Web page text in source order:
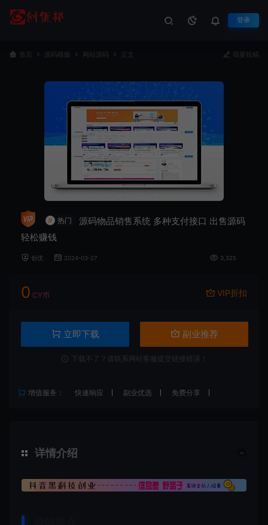
登录
首页 源码模版 网站源码 正文 我要投稿
# 热门
源码物品销售系统 多种支付接口 出售源码
轻松赚钱
创优 2024-03-27 3,325
0 CY币 VIP折扣
立即下载 副业推荐
下载不了？请联系网站客服提交链接错误！
增值服务： 快速响应 副业优选 免费分享
详情介绍